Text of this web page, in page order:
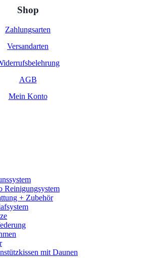
Shop
Zahlungsarten
Versandarten
AGB
Mein Konto
Reinigungsystem
+ Zubehör
mit Daunen